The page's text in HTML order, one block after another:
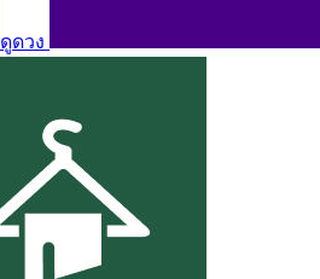
ดูดวง